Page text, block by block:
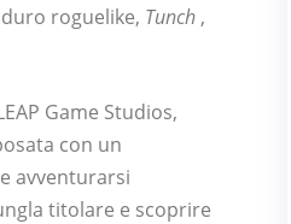
roguelike, Tunch ,
Game Studios,
con un
avventurarsi
titolare e scoprire